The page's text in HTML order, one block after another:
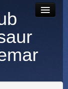
photos